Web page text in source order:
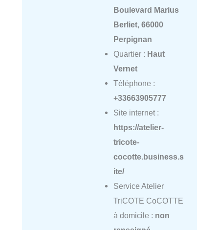
Boulevard Marius
Berliet, 66000
Perpignan
Quartier : Haut
Vernet
Téléphone :
+33663905777
Site internet :
https://atelier-
tricote-
cocotte.business.s
ite/
Service Atelier
TriCOTE CoCOTTE
à domicile : non